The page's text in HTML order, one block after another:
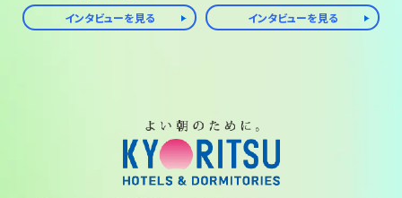
インタビューを見る インタビューを見る